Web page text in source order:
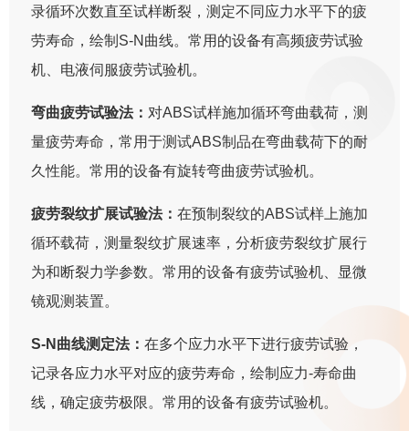
录循环次数直至试样断裂，测定不同应力水平下的疲
劳寿命，绘制S-N曲线。常用的设备有高频疲劳试验
机、电液伺服疲劳试验机。
弯曲疲劳试验法： 对ABS试样施加循环弯曲载荷，测
量疲劳寿命，常用于测试ABS制品在弯曲载荷下的耐
久性能。常用的设备有旋转弯曲疲劳试验机。
疲劳裂纹扩展试验法：在预制裂纹的ABS试样上施加
循环载荷，测量裂纹扩展速率，分析疲劳裂纹扩展行
为和断裂力学参数。常用的设备有疲劳试验机、显微
镜观测装置。
S-N曲线测定法：在多个应力水平下进行疲劳试验，
记录各应力水平对应的疲劳寿命，绘制应力-寿命曲
线，确定疲劳极限。常用的设备有疲劳试验机。